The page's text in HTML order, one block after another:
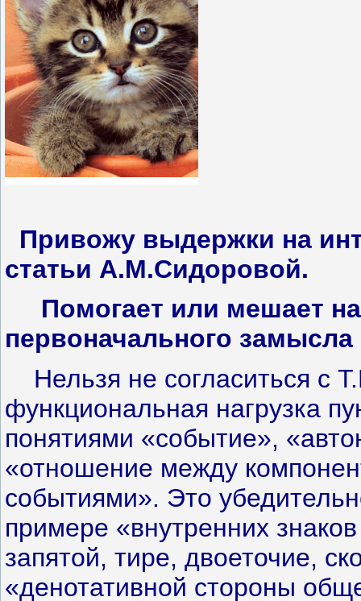
Привожу выдержки на
статьи А.М.Сидоровой.
Помогает или мешает
первоначального замысла
Нельзя не согласиться с
функциональная нагрузка
понятиями «событие»,
«отношение между
событиями». Это
примере «внутренних
запятой, тире, двоеточие,
«денотативной стороны